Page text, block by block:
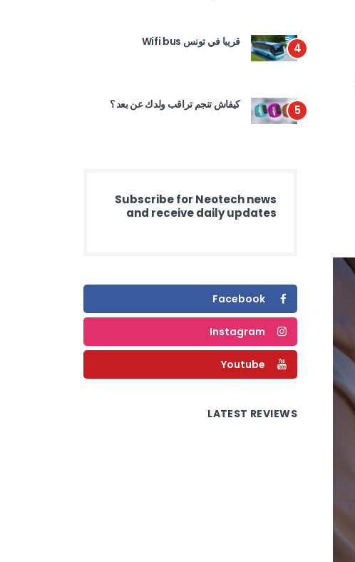
4 قريبا في تونس Wifi bus
5 كيفاش تنجم تراقب ولدك عن بعد ؟
Subscribe for Neotech news
and receive daily updates
Facebook
Instagram
Youtube
LATEST REVIEWS